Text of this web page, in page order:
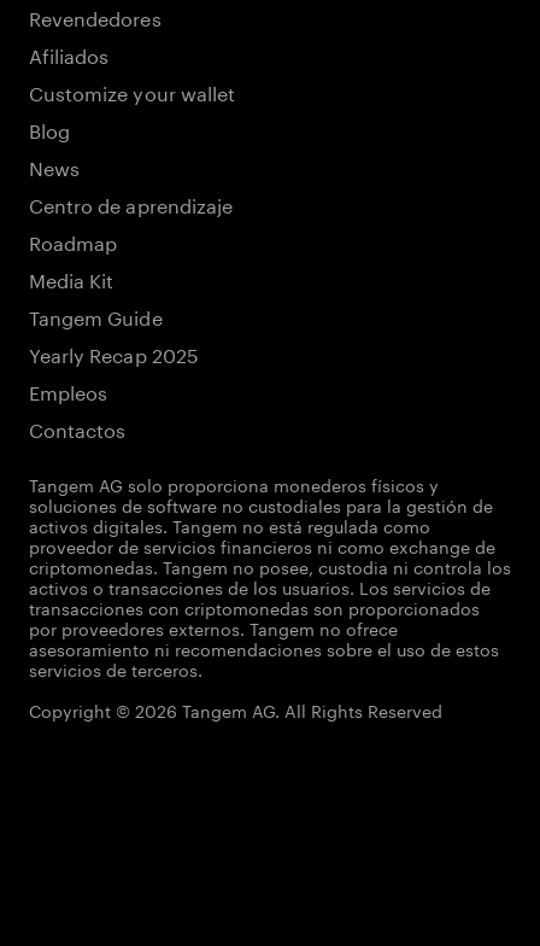
Revendedores
Afiliados
Customize your wallet
Blog
News
Centro de aprendizaje
Roadmap
Media Kit
Tangem Guide
Yearly Recap 2025
Empleos
Contactos
Tangem AG solo proporciona monederos físicos y
soluciones de software no custodiales para la gestión de
activos digitales. Tangem no está regulada como
proveedor de servicios financieros ni como exchange de
criptomonedas. Tangem no posee, custodia ni controla los
activos o transacciones de los usuarios. Los servicios de
transacciones con criptomonedas son proporcionados
por proveedores externos. Tangem no ofrece
asesoramiento ni recomendaciones sobre el uso de estos
servicios de terceros.